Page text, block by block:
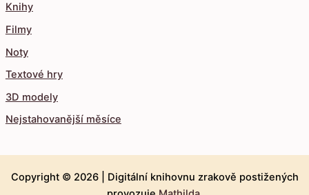
Knihy
Filmy
Noty
Textové hry
3D modely
Nejstahovanější měsíce
Copyright © 2026 | Digitální knihovnu zrakově postižených